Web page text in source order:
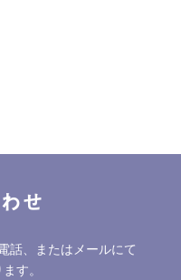
せ
話、またはメールにて
す。